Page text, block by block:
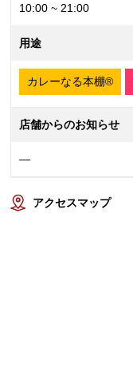
10:00 ~ 21:00
用途
カレーなる本棚®
店舗からのお知らせ
—
アクセスマップ